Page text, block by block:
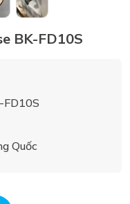
BK-FD10S
FD10S
Quốc